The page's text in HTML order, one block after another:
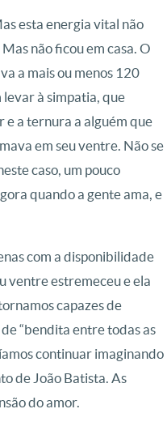
esta energia vital não
não ficou em casa. O
a mais ou menos 120
à simpatia, que
e a ternura a alguém que
em seu ventre. Não se
caso, um pouco
quando a gente ama, e
com a disponibilidade
ventre estremeceu e ela
capazes de
“bendita entre todas as
continuar imaginando
de João Batista. As
do amor.